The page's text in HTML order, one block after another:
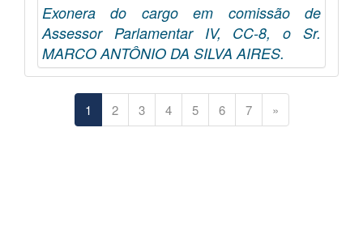
Exonera do cargo em comissão de
Assessor Parlamentar IV, CC-8, o Sr.
MARCO ANTÔNIO DA SILVA AIRES.
1 2 3 4 5 6 7 »